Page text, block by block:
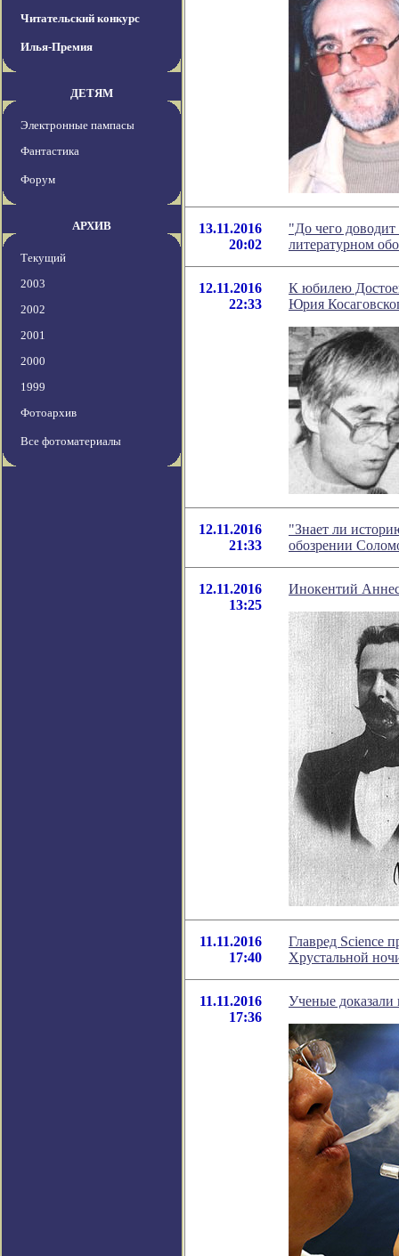
Читательский конкурс
Илья-Премия
ДЕТЯМ
Электронные пампасы
Фантастика
Форум
АРХИВ
Текущий
2003
2002
2001
2000
1999
Фотоархив
Все фотоматериалы
13.11.2016
20:02
"До чего доводит
литературном
12.11.2016
22:33
К юбилею
Юрия
12.11.2016
21:33
"Знает ли
обозрении
12.11.2016
13:25
Инокентий
11.11.2016
17:40
Главред Science
Хрустальной
11.11.2016
17:36
Ученые доказали